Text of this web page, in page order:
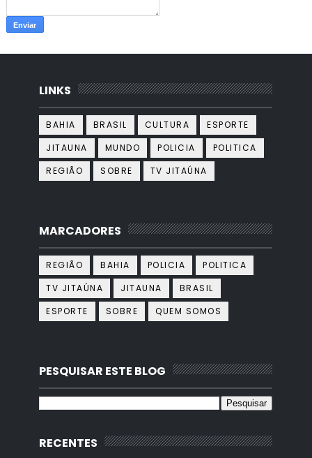
LINKS
BAHIA BRASIL CULTURA
ESPORTE
JITAUNA
MUNDO POLICIA
POLITICA
REGIÃO
SOBRE TV JITAÚNA
MARCADORES
REGIÃO BAHIA POLICIA
POLITICA
TV JITAÚNA
JITAUNA
BRASIL
ESPORTE
SOBRE QUEM SOMOS
PESQUISAR ESTE BLOG
RECENTES